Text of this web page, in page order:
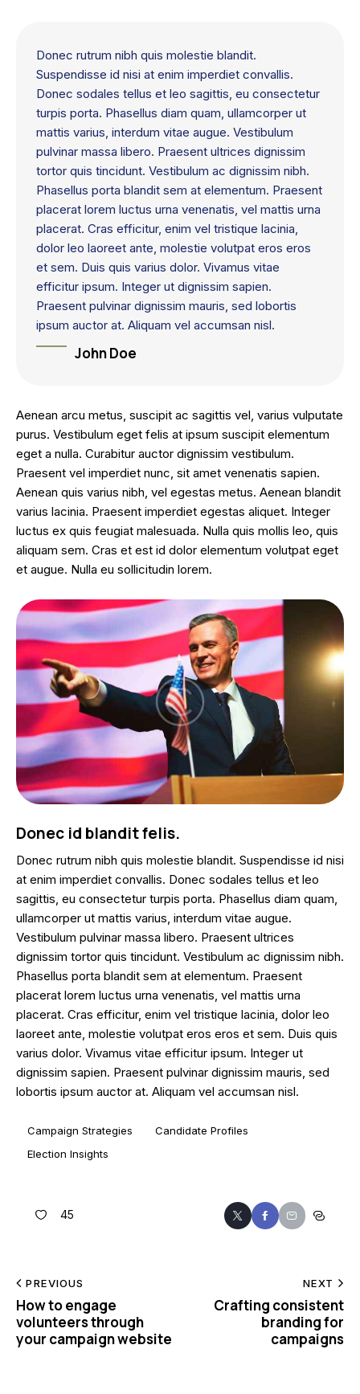
Donec rutrum nibh quis molestie blandit.
Suspendisse id nisi at enim imperdiet convallis.
Donec sodales tellus et leo sagittis, eu consectetur
turpis porta. Phasellus diam quam, ullamcorper ut
mattis varius, interdum vitae augue. Vestibulum
pulvinar massa libero. Praesent ultrices dignissim
tortor quis tincidunt. Vestibulum ac dignissim nibh.
Phasellus porta blandit sem at elementum. Praesent
placerat lorem luctus urna venenatis, vel mattis urna
placerat. Cras efficitur, enim vel tristique lacinia,
dolor leo laoreet ante, molestie volutpat eros eros
et sem. Duis quis varius dolor. Vivamus vitae
efficitur ipsum. Integer ut dignissim sapien.
Praesent pulvinar dignissim mauris, sed lobortis
ipsum auctor at. Aliquam vel accumsan nisl.
John Doe
Aenean arcu metus, suscipit ac sagittis vel, varius vulputate
purus. Vestibulum eget felis at ipsum suscipit elementum
eget a nulla. Curabitur auctor dignissim vestibulum.
Praesent vel imperdiet nunc, sit amet venenatis sapien.
Aenean quis varius nibh, vel egestas metus. Aenean blandit
varius lacinia. Praesent imperdiet egestas aliquet. Integer
luctus ex quis feugiat malesuada. Nulla quis mollis leo, quis
aliquam sem. Cras et est id dolor elementum volutpat eget
et augue. Nulla eu sollicitudin lorem.
Donec id blandit felis.
Donec rutrum nibh quis molestie blandit. Suspendisse id nisi
at enim imperdiet convallis. Donec sodales tellus et leo
sagittis, eu consectetur turpis porta. Phasellus diam quam,
ullamcorper ut mattis varius, interdum vitae augue.
Vestibulum pulvinar massa libero. Praesent ultrices
dignissim tortor quis tincidunt. Vestibulum ac dignissim nibh.
Phasellus porta blandit sem at elementum. Praesent
placerat lorem luctus urna venenatis, vel mattis urna
placerat. Cras efficitur, enim vel tristique lacinia, dolor leo
laoreet ante, molestie volutpat eros eros et sem. Duis quis
varius dolor. Vivamus vitae efficitur ipsum. Integer ut
dignissim sapien. Praesent pulvinar dignissim mauris, sed
lobortis ipsum auctor at. Aliquam vel accumsan nisl.
Campaign Strategies
Candidate Profiles
Election Insights
45
PREVIOUS
How to engage
volunteers through
your campaign website
NEXT
Crafting consistent
branding for
campaigns